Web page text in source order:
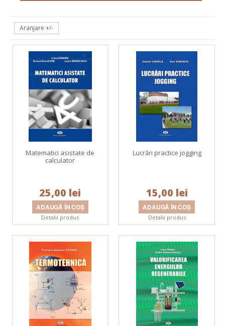
Aranjare +/-
Matematici asistate de
calculator
25,00 lei
Detalii produs
Lucrări practice jogging
15,00 lei
Detalii produs